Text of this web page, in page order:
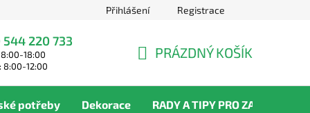
Přihlášení Registrace
220 733
18:00
8:00-12:00
KOŠÍK
PRÁZDNÝ KOŠÍK
potřeby Dekorace RADY A TIPY PRO ZAHRADNÍKY